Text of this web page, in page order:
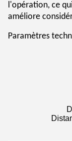
l'opération, ce
améliore
Paramètres